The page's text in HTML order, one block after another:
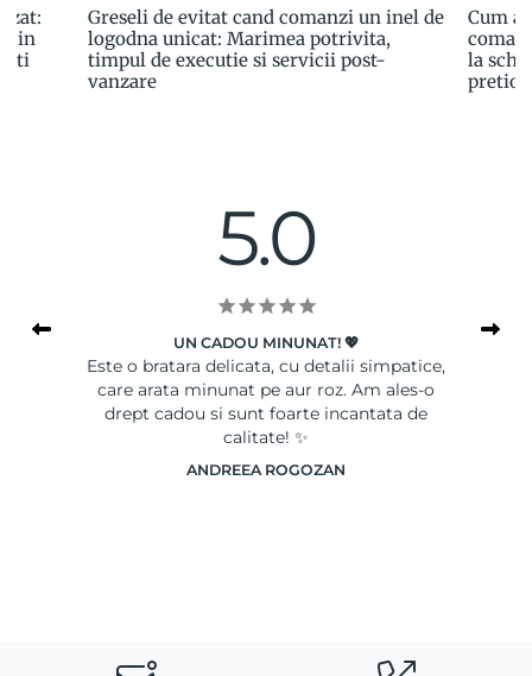
in
Greseli de evitat cand comanzi un inel de
logodna unicat: Marimea potrivita,
timpul de executie si servicii post-
vanzare
Cum
la
5.0
UN CADOU MINUNAT! 💖
Este o bratara delicata, cu detalii simpatice,
care arata minunat pe aur roz. Am ales-o
drept cadou si sunt foarte incantata de
calitate! ✨
ANDREEA ROGOZAN